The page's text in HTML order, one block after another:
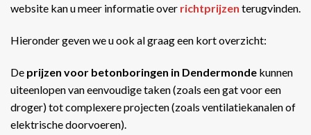
website kan u meer informatie over richtprijzen terugvinden.
Hieronder geven we u ook al graag een kort overzicht:
De prijzen voor betonboringen in Dendermonde kunnen
uiteenlopen van eenvoudige taken (zoals een gat voor een
droger) tot complexere projecten (zoals ventilatiekanalen of
elektrische doorvoeren).